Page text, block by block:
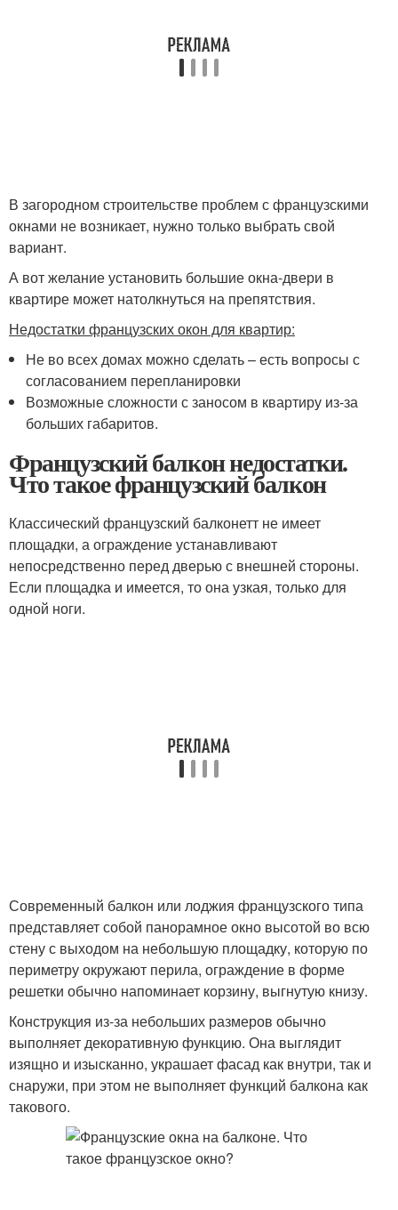
В загородном строительстве проблем с французскими
окнами не возникает, нужно только выбрать свой
вариант.
А вот желание установить большие окна-двери в
квартире может натолкнуться на препятствия.
Недостатки французских окон для квартир:
Не во всех домах можно сделать – есть вопросы с
согласованием перепланировки
Возможные сложности с заносом в квартиру из-за
больших габаритов.
Французский балкон недостатки.
Что такое французский балкон
Классический французский балконетт не имеет
площадки, а ограждение устанавливают
непосредственно перед дверью с внешней стороны.
Если площадка и имеется, то она узкая, только для
одной ноги.
Современный балкон или лоджия французского типа
представляет собой панорамное окно высотой во всю
стену с выходом на небольшую площадку, которую по
периметру окружают перила, ограждение в форме
решетки обычно напоминает корзину, выгнутую книзу.
Конструкция из-за небольших размеров обычно
выполняет декоративную функцию. Она выглядит
изящно и изысканно, украшает фасад как внутри, так и
снаружи, при этом не выполняет функций балкона как
такового.